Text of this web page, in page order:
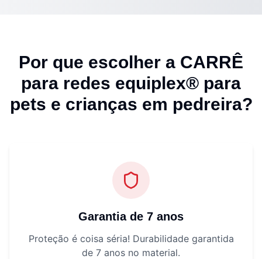
Por que escolher a CARRÊ
para redes equiplex® para
pets e crianças em pedreira?
Garantia de 7 anos
Proteção é coisa séria! Durabilidade garantida
de 7 anos no material.